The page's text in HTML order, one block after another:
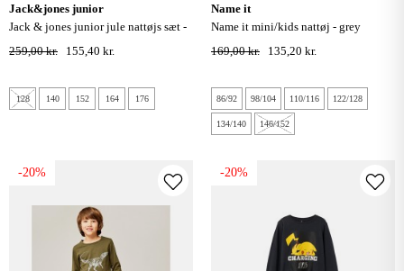
jack&jones junior
jack & jones junior jule nattøjs sæt -
light grey melange
259,00 kr. 155,40 kr.
128 140 152 164 176
name it
name it mini/kids nattøj - grey
melange
169,00 kr. 135,20 kr.
86/92 98/104 110/116 122/128
134/140 146/152
-20% -20%